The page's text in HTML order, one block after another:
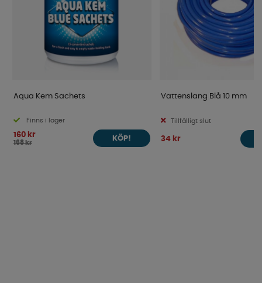
Aqua Kem Sachets
Finns i lager
160 kr
168 kr
KÖP!
Vattenslang Blå 10 mm
Tillfälligt slut
34 kr